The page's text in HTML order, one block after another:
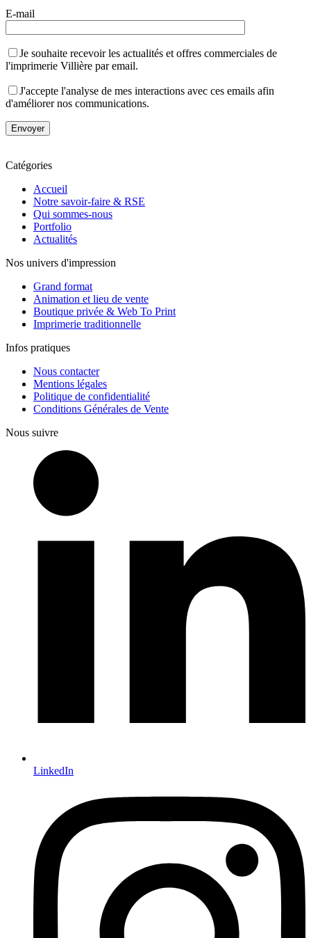
E-mail
Je souhaite recevoir les actualités et offres commerciales de
l'imprimerie Villière par email.
J'accepte l'analyse de mes interactions avec ces emails afin
d'améliorer nos communications.
Catégories
Accueil
Notre savoir-faire & RSE
Qui sommes-nous
Portfolio
Actualités
Nos univers d'impression
Grand format
Animation et lieu de vente
Boutique privée & Web To Print
Imprimerie traditionnelle
Infos pratiques
Nous contacter
Mentions légales
Politique de confidentialité
Conditions Générales de Vente
Nous suivre
LinkedIn